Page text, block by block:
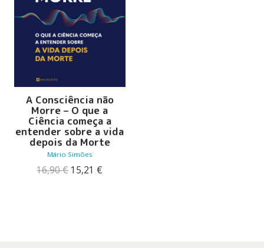
A Consciência não
Morre – O que a
Ciência começa a
entender sobre a vida
depois da Morte
Mário Simões
16,90€ O
15,21 €